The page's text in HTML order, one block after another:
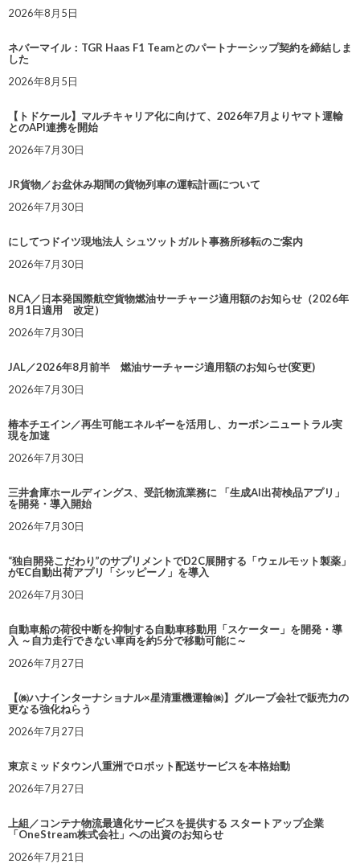
2026年8月5日
ネバーマイル：TGR Haas F1 Teamとのパートナーシップ契約を締結しま
した
2026年8月5日
【トドケール】マルチキャリア化に向けて、2026年7月よりヤマト運輸
とのAPI連携を開始
2026年7月30日
JR貨物／お盆休み期間の貨物列車の運転計画について
2026年7月30日
にしてつドイツ現地法人 シュツットガルト事務所移転のご案内
2026年7月30日
NCA／日本発国際航空貨物燃油サーチャージ適用額のお知らせ（2026年
8月1日適用 改定）
2026年7月30日
JAL／2026年8月前半 燃油サーチャージ適用額のお知らせ(変更)
2026年7月30日
椿本チエイン／再生可能エネルギーを活用し、カーボンニュートラル実
現を加速
2026年7月30日
三井倉庫ホールディングス、受託物流業務に 「生成AI出荷検品アプリ」
を開発・導入開始
2026年7月30日
“独自開発こだわり”のサプリメントでD2C展開する「ウェルモット製薬」
がEC自動出荷アプリ「シッピーノ」を導入
2026年7月30日
自動車船の荷役中断を抑制する自動車移動用「スケーター」を開発・導
入 ～自力走行できない車両を約5分で移動可能に～
2026年7月27日
【㈱ハナインターナショナル×星清重機運輸㈱】グループ会社で販売力の
更なる強化ねらう
2026年7月27日
東京ミッドタウン八重洲でロボット配送サービスを本格始動
2026年7月27日
上組／コンテナ物流最適化サービスを提供する スタートアップ企業
「OneStream株式会社」への出資のお知らせ
2026年7月21日